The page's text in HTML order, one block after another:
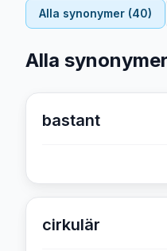
Alla synonymer (40)
Alla
bastant
cirkulär